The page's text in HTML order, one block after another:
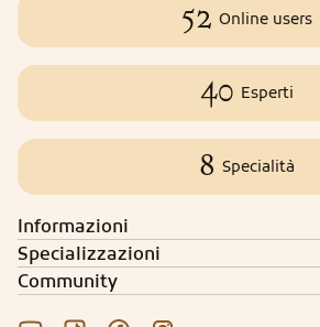
52 Online users
40 Esperti
8 Specialità
Informazioni
Specializzazioni
Community